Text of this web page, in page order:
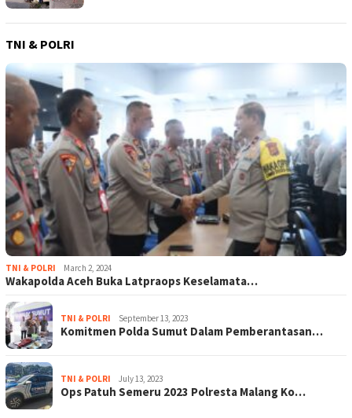
TNI & POLRI
TNI & POLRI March 2, 2024
Wakapolda Aceh Buka Latpraops Keselamata…
TNI & POLRI September 13, 2023
Komitmen Polda Sumut Dalam Pemberantasan…
TNI & POLRI July 13, 2023
Ops Patuh Semeru 2023 Polresta Malang Ko…